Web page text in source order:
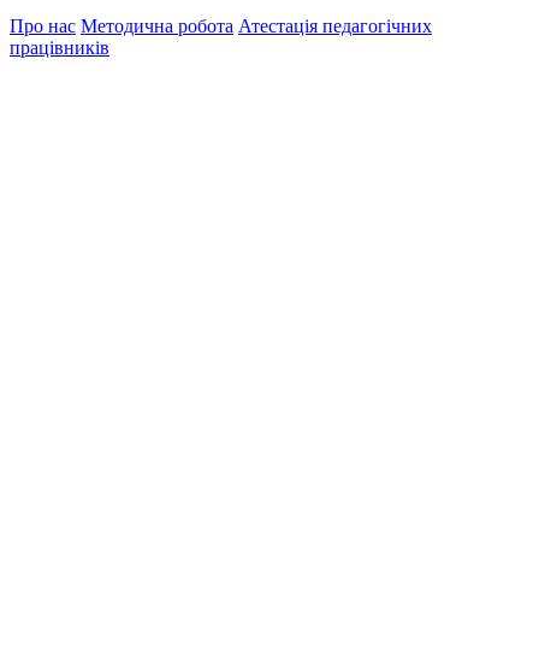
Про нас Методична робота Атестація педагогічних
працівників